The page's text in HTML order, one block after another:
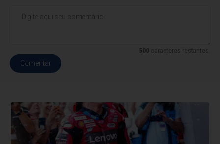
500caracteres restantes.
Comentar